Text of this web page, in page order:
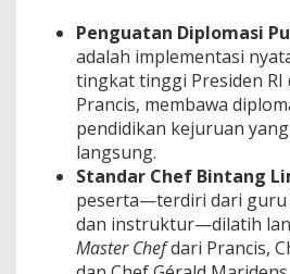
Penguatan Diplomasi
adalah implementasi
tingkat tinggi Presiden RI
Prancis, membawa
pendidikan kejuruan
langsung.
Standar Chef Bintang
peserta—terdiri dari guru
dan instruktur—dilatih
Master Chefdari Prancis,